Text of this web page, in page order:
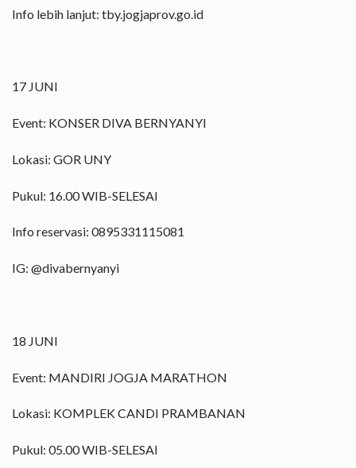
Info lebih lanjut: tby.jogjaprov.go.id
17 JUNI
Event: KONSER DIVA BERNYANYI
Lokasi: GOR UNY
Pukul: 16.00 WIB-SELESAI
Info reservasi: 0895331115081
IG: @divabernyanyi
18 JUNI
Event: MANDIRI JOGJA MARATHON
Lokasi: KOMPLEK CANDI PRAMBANAN
Pukul: 05.00 WIB-SELESAI